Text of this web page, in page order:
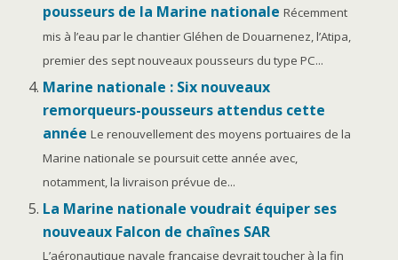
pousseurs de la Marine nationale Récemment
mis à l’eau par le chantier Gléhen de Douarnenez, l’Atipa,
premier des sept nouveaux pousseurs du type PC...
Marine nationale : Six nouveaux
remorqueurs-pousseurs attendus cette
année Le renouvellement des moyens portuaires de la
Marine nationale se poursuit cette année avec,
notamment, la livraison prévue de...
La Marine nationale voudrait équiper ses
nouveaux Falcon de chaînes SAR
L’aéronautique navale française devrait toucher à la fin